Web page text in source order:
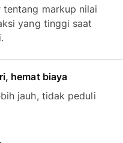
markup nilai
yang tinggi saat
hemat biaya
jauh, tidak peduli